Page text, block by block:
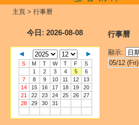
主頁 > 行事曆
今日 : 2026-08-08
S M T W T F
S
1
2 3 4 5
6
7
8 9 10 11 12
13
14
15 16 17 18 19
20
21
22 23 24 25 26
27
28
29 30 31
行事曆
顯示:
05/12 (Fri)